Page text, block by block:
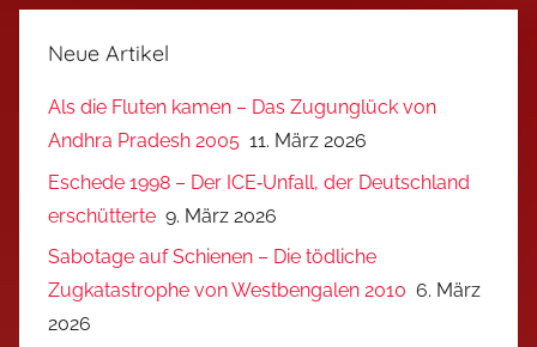
Neue Artikel
Als die Fluten kamen – Das Zugunglück von
Andhra Pradesh 2005 11. März 2026
Eschede 1998 – Der ICE‑Unfall, der Deutschland
erschütterte 9. März 2026
Sabotage auf Schienen – Die tödliche
Zugkatastrophe von Westbengalen 2010 6. März
2026